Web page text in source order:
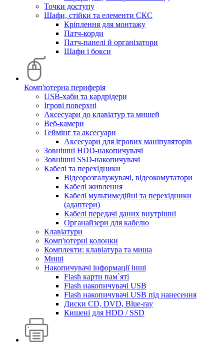
Точки доступу
Шафи, стійки та елементи СКС
Кріплення для монтажу
Патч-корди
Патч-панелі й організатори
Шафи і бокси
Комп'ютерна периферія
USB-хаби та кардрідери
Ігрові поверхні
Аксесуари до клавіатур та мишей
Веб-камери
Геймінг та аксесуари
Аксесуари для ігрових маніпуляторів
Зовнішні HDD-накопичувачі
Зовнішні SSD-накопичувачі
Кабелі та перехідники
Відеорозгалужувачі, відеокомутатори
Кабелі живлення
Кабелі мультимедійні та перехідники
(адаптери)
Кабелі передачі даних внутрішні
Органайзери для кабелю
Клавіатури
Комп'ютерні колонки
Комплекти: клавіатура та миша
Миші
Накопичувачі інформації інші
Flash карти пам`яті
Flash накопичувачі USB
Flash накопичувачі USB під нанесення
Диски CD, DVD, Blue-ray
Кишені для HDD / SSD